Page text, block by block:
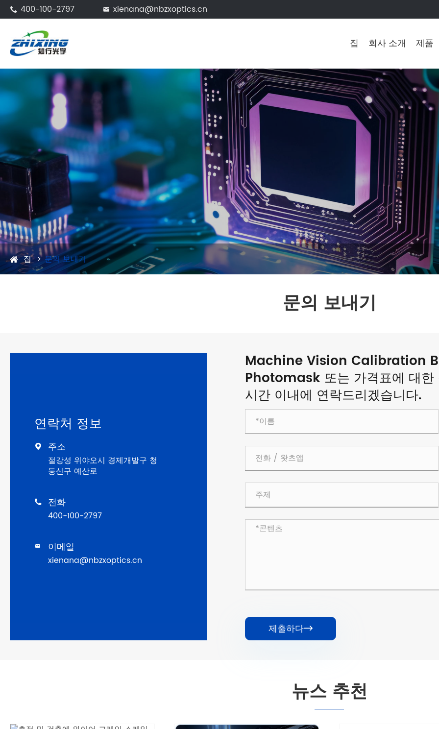
 400-100-2797  xienana@nbzxoptics.cn
집 회사 소개 제품
집 문의 보내기
문의 보내기
연락처 정보
 주소
절강성 위야오시 경제개발구 청
둥신구 예산로
 전화
400-100-2797
 이메일
xienana@nbzxoptics.cn
Machine Vision Calibration
Photomask 또는 가격표에 대한
시간 이내에 연락드리겠습니다.
제출하다
뉴스 추천